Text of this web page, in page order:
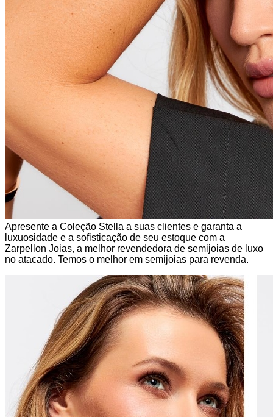
Apresente a Coleção Stella a suas clientes e garanta a
luxuosidade e a sofisticação de seu estoque com a
Zarpellon Joias, a melhor revendedora de semijoias de luxo
no atacado. Temos o melhor em semijoias para revenda.